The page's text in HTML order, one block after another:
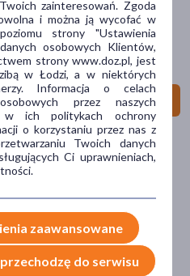
szt.
zainteresowań. Zgoda
i można ją wycofać w
strony "Ustawienia
osobowych Klientów,
strony www.doz.pl, jest
w Łodzi, a w niektórych
Informacja o celach
przez naszych
ich politykach ochrony
o korzystaniu przez nas z
Twoich danych
Ci uprawnieniach,
zaawansowane
do serwisu